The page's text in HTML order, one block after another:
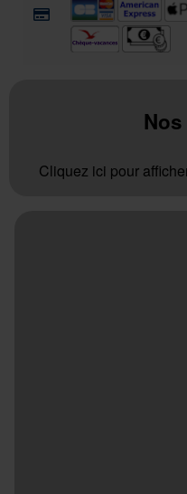
Cliquez ici pour